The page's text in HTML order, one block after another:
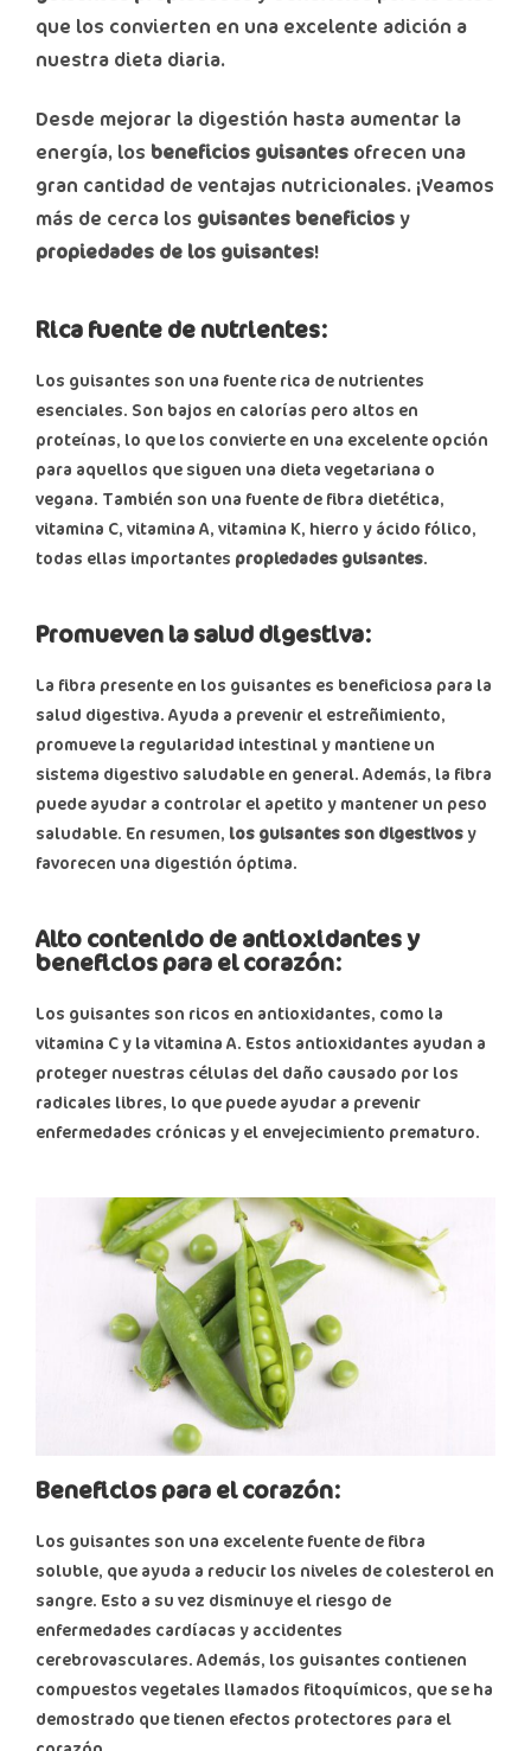
que los convierten en una excelente adición a
nuestra dieta diaria.
Desde mejorar la digestión hasta aumentar la
energía, los beneficios guisantes ofrecen una
gran cantidad de ventajas nutricionales. ¡Veamos
más de cerca los guisantes beneficios y
propiedades de los guisantes!
Rica fuente de nutrientes:
Los guisantes son una fuente rica de nutrientes
esenciales. Son bajos en calorías pero altos en
proteínas, lo que los convierte en una excelente opción
para aquellos que siguen una dieta vegetariana o
vegana. También son una fuente de fibra dietética,
vitamina C, vitamina A, vitamina K, hierro y ácido fólico,
todas ellas importantes propiedades guisantes.
Promueven la salud digestiva:
La fibra presente en los guisantes es beneficiosa para la
salud digestiva. Ayuda a prevenir el estreñimiento,
promueve la regularidad intestinal y mantiene un
sistema digestivo saludable en general. Además, la fibra
puede ayudar a controlar el apetito y mantener un peso
saludable. En resumen, los guisantes son digestivosy
favorecen una digestión óptima.
Alto contenido de antioxidantes y
beneficios para el corazón:
Los guisantes son ricos en antioxidantes, como la
vitamina C y la vitamina A. Estos antioxidantes ayudan a
proteger nuestras células del daño causado por los
radicales libres, lo que puede ayudar a prevenir
enfermedades crónicas y el envejecimiento prematuro.
Beneficios para el corazón:
Los guisantes son una excelente fuente de fibra
soluble, que ayuda a reducir los niveles de colesterol en
sangre. Esto a su vez disminuye el riesgo de
enfermedades cardíacas y accidentes
cerebrovasculares. Además, los guisantes contienen
compuestos vegetales llamados fitoquímicos, que se ha
demostrado que tienen efectos protectores para el